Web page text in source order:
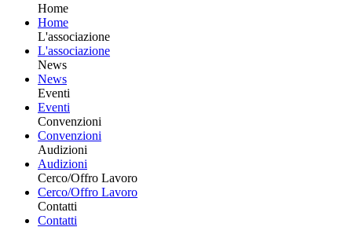
Home
Home
L'associazione
L'associazione
News
News
Eventi
Eventi
Convenzioni
Convenzioni
Audizioni
Audizioni
Cerco/Offro Lavoro
Cerco/Offro Lavoro
Contatti
Contatti